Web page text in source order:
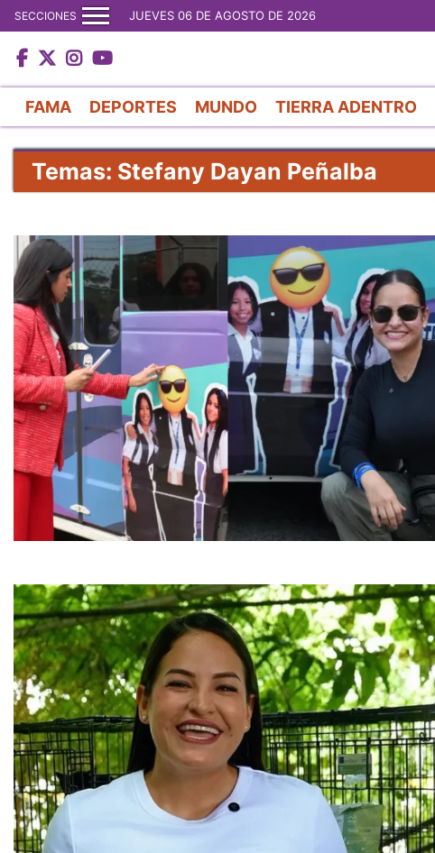
SECCIONES JUEVES 06 DE AGOSTO DE 2026
FAMA DEPORTES MUNDO TIERRA ADENTRO
Temas: Stefany Dayan Peñalba